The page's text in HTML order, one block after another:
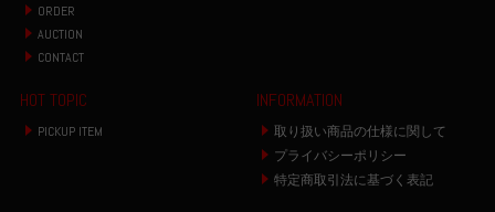
ORDER
AUCTION
CONTACT
HOT TOPIC
PICKUP ITEM
INFORMATION
取り扱い商品の仕様に関して
プライバシーポリシー
特定商取引法に基づく表記